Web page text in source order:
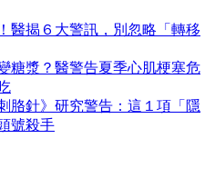
醫揭６大警訊，別忽略「轉移
糖漿？醫警告夏季心肌梗塞危
胳針》研究警告：這１項「隱
號殺手